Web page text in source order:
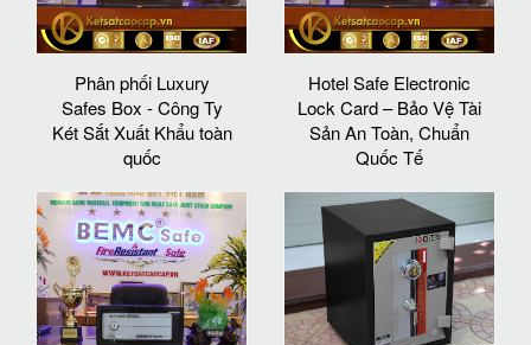
Phân phối Luxury
Safes Box - Công Ty
Két Sắt Xuất Khẩu toàn
quốc
Hotel Safe Electronic
Lock Card – Bảo Vệ Tài
Sản An Toàn, Chuẩn
Quốc Tế